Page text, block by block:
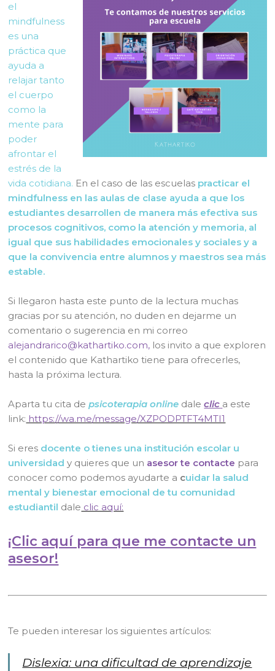
el
mindfulness
es una
práctica que
ayuda a
relajar tanto
el cuerpo
como la
mente para
poder
afrontar el
estrés de la
vida cotidiana. En el caso de las escuelas practicar el
mindfulness en las aulas de clase ayuda a que los
estudiantes desarrollen de manera más efectiva sus
procesos cognitivos, como la atención y memoria, al
igual que sus habilidades emocionales y sociales y a
que la convivencia entre alumnos y maestros sea más
estable.
Si llegaron hasta este punto de la lectura muchas
gracias por su atención, no duden en dejarme un
comentario o sugerencia en mi correo
alejandrarico@kathartiko.com, los invito a que exploren
el contenido que Kathartiko tiene para ofrecerles,
hasta la próxima lectura.
Aparta tu cita de psicoterapia online daleclic a este
link: https://wa.me/message/XZPODPTFT4MTI1
Si eres docente o tienes una institución escolar u
universidady quieres que un asesor te contacte para
conocer como podemos ayudarte a cuidar la salud
mental y bienestar emocional de tu comunidad
estudiantil dale clic aquí:
¡Clic aquí para que me contacte un
asesor!
Te pueden interesar los siguientes artículos:
Dislexia: una dificultad de aprendizaje